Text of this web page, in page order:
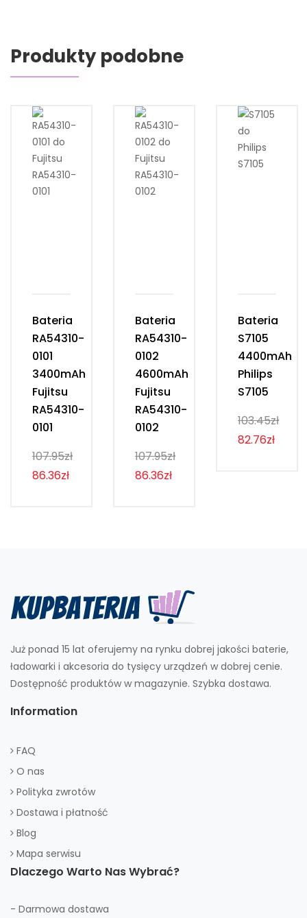
Produkty podobne
Bateria
RA54310-
0101
3400mAh
Fujitsu
RA54310-
0101
107.95zł
86.36zł
Bateria
RA54310-
0102
4600mAh
Fujitsu
RA54310-
0102
107.95zł
86.36zł
Bateria
S7105
4400mAh
Philips
S7105
103.45zł
82.76zł
Już ponad 15 lat oferujemy na rynku dobrej jakości baterie,
ładowarki i akcesoria do tysięcy urządzeń w dobrej cenie.
Dostępność produktów w magazynie. Szybka dostawa.
Information
FAQ
O nas
Polityka zwrotów
Dostawa i płatność
Blog
Mapa serwisu
Dlaczego Warto Nas Wybrać?
- Darmowa dostawa